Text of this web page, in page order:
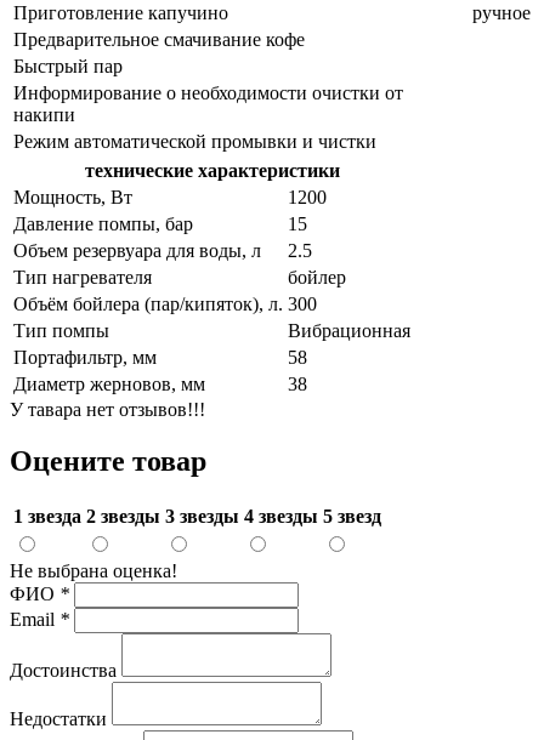
Приготовление капучино
ручное
Предварительное смачивание кофе
Быстрый пар
Информирование о необходимости очистки от
накипи
Режим автоматической промывки и чистки
технические характеристики
Мощность, Вт
1200
Давление помпы, бар
15
Объем резервуара для воды, л
2.5
Тип нагревателя
бойлер
Объём бойлера (пар/кипяток), л. 300
Тип помпы
Вибрационная
Портафильтр, мм
58
Диаметр жерновов, мм
38
У тавара нет отзывов!!!
Оцените товар
1 звезда 2 звезды 3 звезды 4 звезды 5 звезд
Не выбрана оценка!
ФИО *
Email *
Достоинства
Недостатки